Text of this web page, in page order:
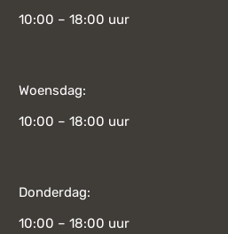
10:00 – 18:00 uur
Woensdag:
10:00 – 18:00 uur
Donderdag:
10:00 – 18:00 uur